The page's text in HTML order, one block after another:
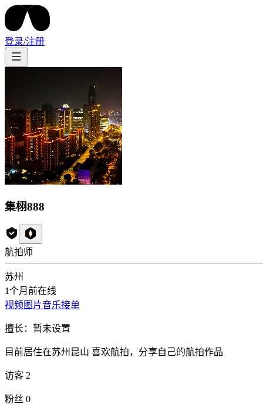
登录/注册
集栩888
航拍师
苏州
1个月前在线
视频 图片音乐接单
擅长： 暂未设置
目前居住在苏州昆山 喜欢航拍，分享自己的航拍作品
访客 2
粉丝 0